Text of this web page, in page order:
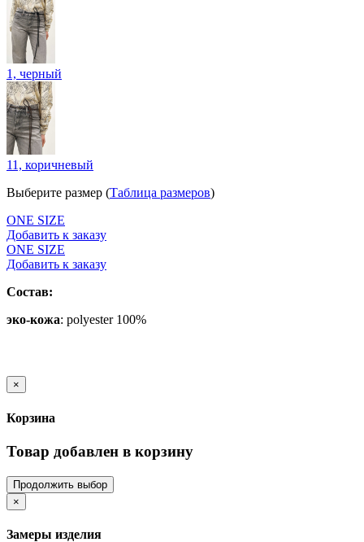
1, черный
11, коричневый
Выберите размер (Таблица размеров)
ONE SIZE
Добавить к заказу
ONE SIZE
Добавить к заказу
Состав:
эко-кожа: polyester 100%
×
Корзина
Товар добавлен в корзину
Продолжить выбор
×
Замеры изделия